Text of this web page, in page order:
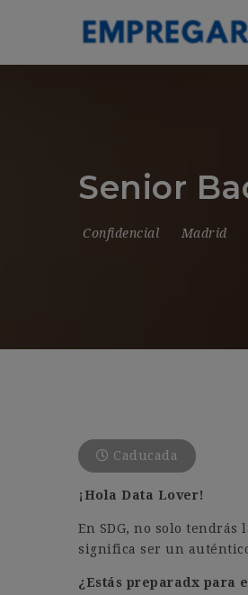
Senior
Confidencial Madrid
Caducada
¡Hola Data Lover!
En SDG, no solo
significa ser un
¿Estás preparadx para